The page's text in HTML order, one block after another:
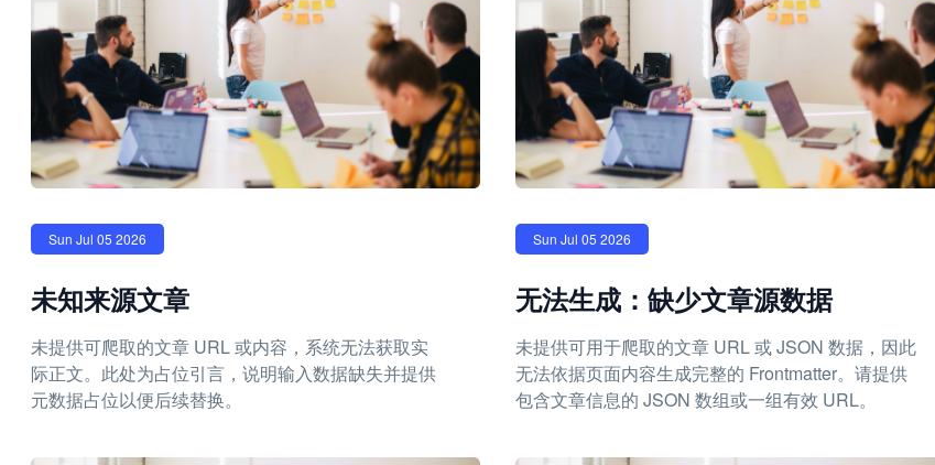
Sun Jul 05 2026
未知来源文章
未提供可爬取的文章 URL 或内容，系统无法获取实
际正文。此处为占位引言，说明输入数据缺失并提供
元数据占位以便后续替换。
Sun Jul 05 2026
无法生成：缺少文章源数据
未提供可用于爬取的文章 URL 或 JSON 数据，因此
无法依据页面内容生成完整的 Frontmatter。请提供
包含文章信息的 JSON 数组或一组有效 URL。